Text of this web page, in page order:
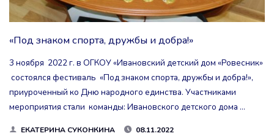
«Под знаком спорта, дружбы и добра!»
3 ноября 2022 г. в ОГКОУ «Ивановский детский дом «Ровесник»
состоялся фестиваль «Под знаком спорта, дружбы и добра!»,
приуроченный ко Дню народного единства. Участниками
мероприятия стали команды: Ивановского детского дома …
ЕКАТЕРИНА СУКОНКИНА
08.11.2022